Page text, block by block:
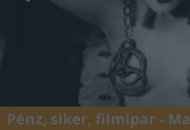
Pénz, siker, filmipar -